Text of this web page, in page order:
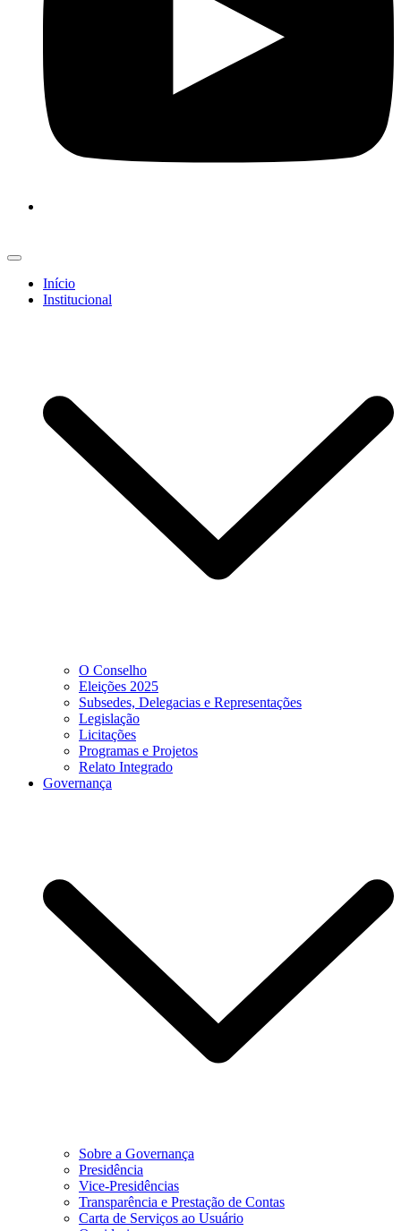
Início
Institucional
O Conselho
Eleições 2025
Subsedes, Delegacias e Representações
Legislação
Licitações
Programas e Projetos
Relato Integrado
Governança
Sobre a Governança
Presidência
Vice-Presidências
Transparência e Prestação de Contas
Carta de Serviços ao Usuário